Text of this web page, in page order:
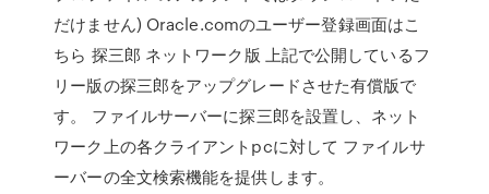
だけません) Oracle.comのユーザー登録画面はこ
ちら 探三郎 ネットワーク版 上記で公開しているフ
リー版の探三郎をアップグレードさせた有償版で
す。 ファイルサーバーに探三郎を設置し、ネット
ワーク上の各クライアントpcに対して ファイルサ
ーバーの全文検索機能を提供します。